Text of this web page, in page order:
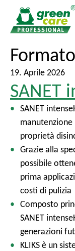
R
i
c
e
r
p
19. Aprile 2026
SANET
SANET
proprietà
Grazie alla
possibile
prima
costi di pulizia
Composto
SANET
generazioni
KLIKS è un